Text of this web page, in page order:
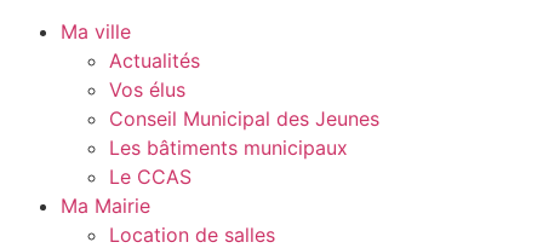
Ma ville
Actualités
Vos élus
Conseil Municipal des Jeunes
Les bâtiments municipaux
Le CCAS
Ma Mairie
Location de salles